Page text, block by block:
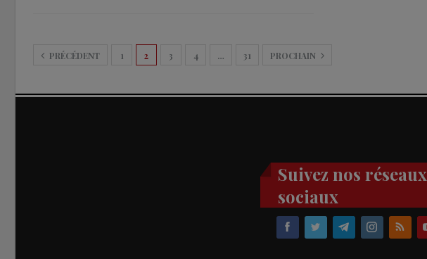
PRÉCÉDENT 1 2 3 4 … 31 PROCHAIN
Suivez nos réseaux
sociaux